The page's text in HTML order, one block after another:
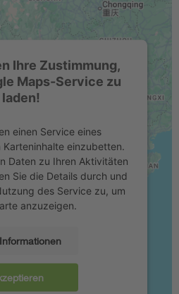
Ihre Zustimmung,
Maps-Service zu
laden!
einen Service eines
einzubetten.
Daten zu Ihren Aktivitäten
Sie die Details durch und
des Service zu, um
anzuzeigen.